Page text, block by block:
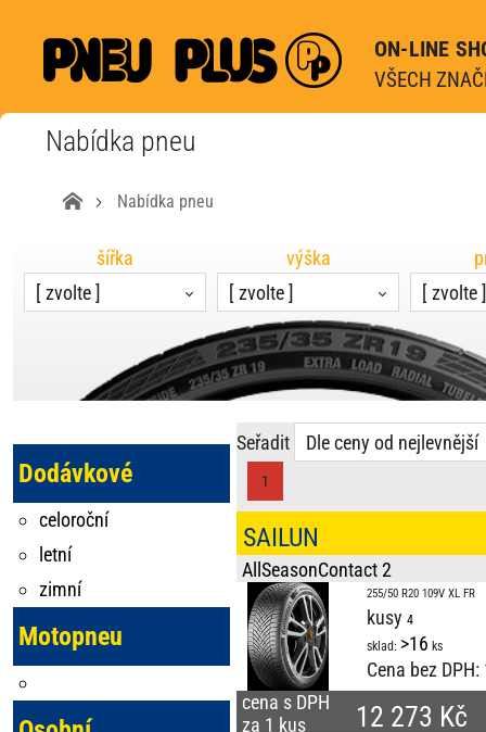
ON-LINE
VŠECH
Nabídka pneu
Nabídka pneu
šířka
[ zvolte ]
výška
[ zvolte ]
[ zvolte
Seřadit Dle ceny od nejlevnější
1
SAILUN
AllSeasonContact 2
255/50 R20 109V XL FR
kusy
sklad: >16 ks
Cena bez DPH:
cena s DPH
za 1 kus
12 273 Kč
Dodávkové
celoroční
letní
zimní
Motopneu